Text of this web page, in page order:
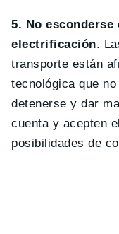
5. No
electrificación.
transporte están
tecnológica que
detenerse y dar
cuenta y acepten
posibilidades de